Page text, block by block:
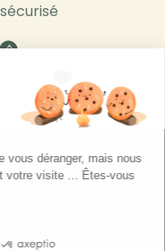
vous déranger, mais nous
votre visite ... Êtes-vous